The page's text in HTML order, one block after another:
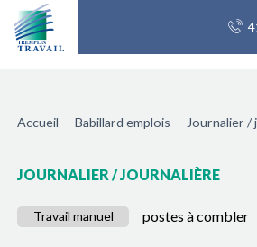
Accueil — Babillard emplois — Journalier /
JOURNALIER / JOURNALIÈRE
Travail manuel postes à combler